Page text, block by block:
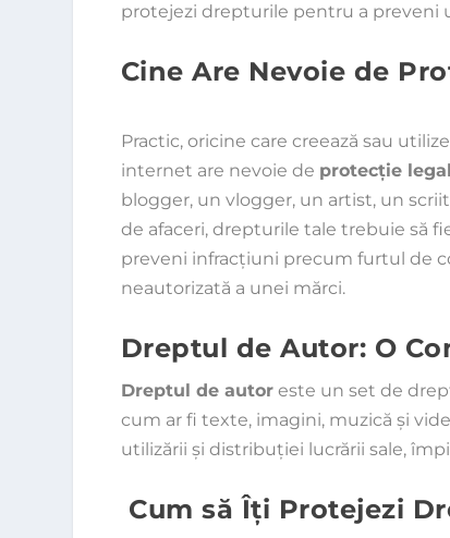
protejezi drepturile pentru a preveni
Cine Are Nevoie de
Practic, oricine care creează sau
internet are nevoie de protecție
blogger, un vlogger, un artist, un
de afaceri, drepturile tale trebuie să
preveni infracțiuni precum furtul de
neautorizată a unei mărci.
Dreptul de Autor: O
Dreptul de autoreste un set de
cum ar fi texte, imagini, muzică și
utilizării și distribuției lucrării sale,
Cum să Îți Protejezi